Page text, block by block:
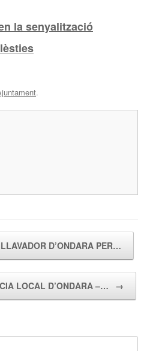
la senyalització
.
D’ONDARA PER…
LOCAL D’ONDARA –… →